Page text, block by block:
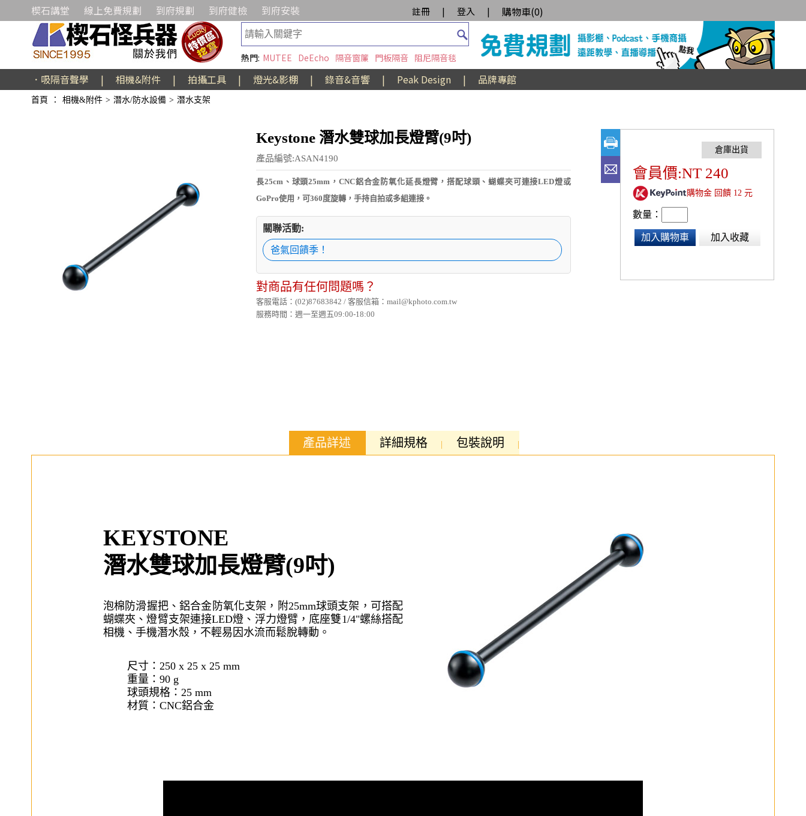
楔石講堂 線上免費規劃 到府規劃 到府健檢 到府安裝 註冊 | 登入 | 購物車(0)
熱門: MUTEE DeEcho 隔音窗簾 門板隔音 阻尼隔音毯
．吸隔音聲學 | 相機&附件 | 拍攝工具 | 燈光&影棚 | 錄音&音響 | Peak Design | 品牌專館
首頁 ： 相機&附件 > 潛水/防水設備 > 潛水支架
Keystone 潛水雙球加長燈臂(9吋)
產品編號:ASAN4190
長25cm、球頭25mm，CNC鋁合金防氧化延長燈臂，搭配球頭、蝴蝶夾可連接LED燈或
GoPro使用，可360度旋轉，手持自拍或多組連接。
關聯活動:
爸氣回饋季！
對商品有任何問題嗎？
客服電話：(02)87683842 / 客服信箱：mail@kphoto.com.tw
服務時間：週一至週五09:00-18:00
會員價:NT 240
購物金 回饋 12 元
數量：
加入購物車 加入收藏
產品詳述 詳細規格 包裝說明
KEYSTONE
潛水雙球加長燈臂(9吋)
泡棉防滑握把、鋁合金防氧化支架，附25mm球頭支架，可搭配
蝴蝶夾、燈臂支架連接LED燈、浮力燈臂，底座雙1/4"螺絲搭配
相機、手機潛水殼，不輕易因水流而鬆脫轉動。
尺寸：250 x 25 x 25 mm
重量：90 g
球頭規格：25 mm
材質：CNC鋁合金